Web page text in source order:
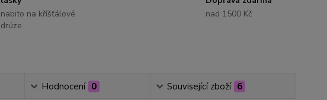
nabito na kříšťálové
drúze
nad 1500 Kč
Hodnocení 0 Související zboží 6